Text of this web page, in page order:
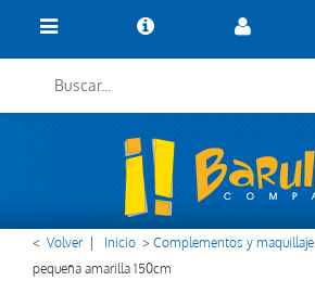
< Volver Inicio >Complementos y maquillaje
pequeña amarilla 150cm